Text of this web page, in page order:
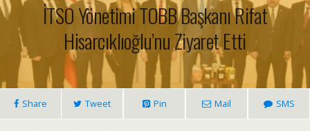
İTSO Yönetimi TOBB Başkanı Rifat
Hisarcıklıoğlu’nu Ziyaret Etti
Share Tweet Pin Mail SMS